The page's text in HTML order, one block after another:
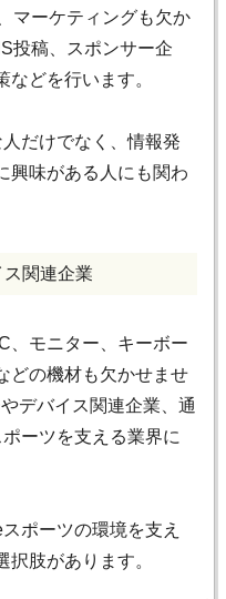
マーケティングも欠か
投稿、スポンサー企
どを行います。
だけでなく、情報発
興味がある人にも関わ
関連企業
、モニター、キーボー
どの機材も欠かせませ
デバイス関連企業、通
ーツを支える業界に
ポーツの環境を支え
択肢があります。